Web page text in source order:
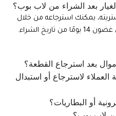
بعد الشراء من لاب بوب؟
يمكنك استرجاعه من خلال
الشراء.
بعد استرجاع القطعة؟
لاسترجاع أو استبدال
أو البطاريات؟